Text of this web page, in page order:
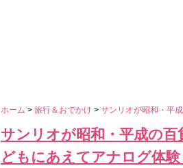
ホーム > 旅行＆おでかけ > サンリオが昭和・平
サンリオが昭和・平成の
どもにあえてアナログ体